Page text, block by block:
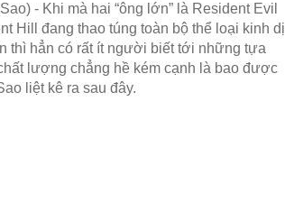
- Khi mà hai “ông lớn” là Resident Evil
Hill đang thao túng toàn bộ thể loại kinh dị
thì hẳn có rất ít người biết tới những tựa
lượng chẳng hề kém cạnh là bao được
liệt kê ra sau đây.